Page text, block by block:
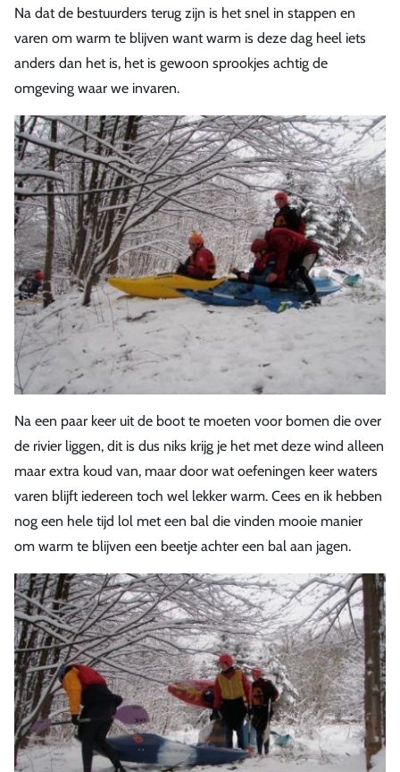
Na dat de bestuurders terug zijn is het snel in stappen en
varen om warm te blijven want warm is deze dag heel iets
anders dan het is, het is gewoon sprookjes achtig de
omgeving waar we invaren.
Na een paar keer uit de boot te moeten voor bomen die over
de rivier liggen, dit is dus niks krijg je het met deze wind alleen
maar extra koud van, maar door wat oefeningen keer waters
varen blijft iedereen toch wel lekker warm. Cees en ik hebben
nog een hele tijd lol met een bal die vinden mooie manier
om warm te blijven een beetje achter een bal aan jagen.